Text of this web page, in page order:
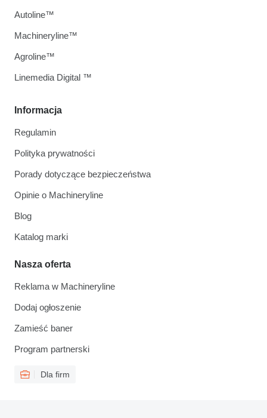
Informacja
Regulamin
Polityka prywatności
Porady dotyczące bezpieczeństwa
Opinie o Machineryline
Blog
Katalog marki
Nasza oferta
Reklama w Machineryline
Dodaj ogłoszenie
Zamieść baner
Program partnerski
Dla firm
Autoline™
Machineryline™
Agroline™
Linemedia Digital ™